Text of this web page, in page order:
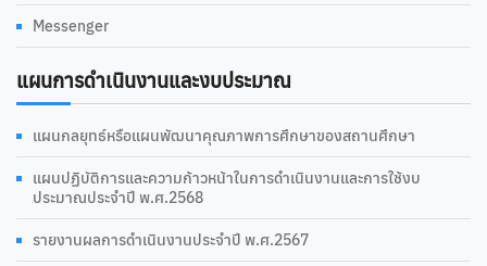
Messenger
แผนการดำเนินงานและงบประมาณ
แผนกลยุทธ์หรือแผนพัฒนาคุณภาพการศึกษาของสถานศึกษา
แผนปฏิบัติการและความก้าวหน้าในการดำเนินงานและการใช้งบ
ประมาณประจำปี พ.ศ.2568
รายงานผลการดำเนินงานประจำปี พ.ศ.2567